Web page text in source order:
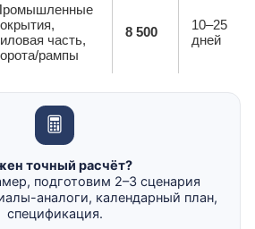
часть,
рампы
8 500
10–25
дней
точный расчёт?
подготовим 2–3 сценария
аналоги, календарный план,
спецификация.